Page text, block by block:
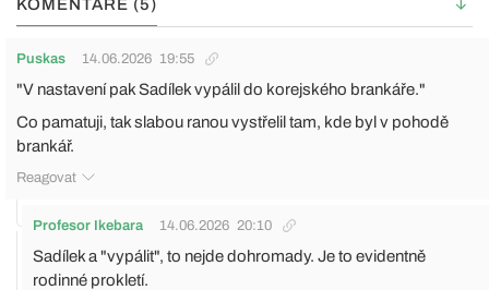
KOMENTÁŘE (5)
Puskas 14.06.2026 19:55
"V nastavení pak Sadílek vypálil do korejského brankáře."
Co pamatuji, tak slabou ranou vystřelil tam, kde byl v pohodě
brankář.
Reagovat
Profesor Ikebara 14.06.2026 20:10
Sadílek a "vypálit", to nejde dohromady. Je to evidentně
rodinné prokletí.